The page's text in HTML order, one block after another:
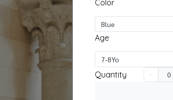
Color
Blue
Age
7-8Yo
Quantity